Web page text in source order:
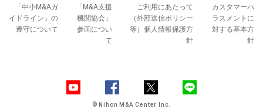
「中小M&Aガ
イドライン」の
遵守について
「M&A支援
機関協会」
参画につい
て
ご利用にあたって
（外部送信ポリシー
等）個人情報保護方
針
カスタマーハ
ラスメントに
対する基本方
針
© Nihon M&A Center Inc.